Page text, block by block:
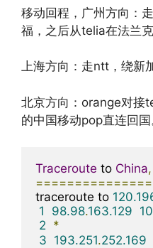
移动回程，广州方向：
福，之后从telia在法兰
上海方向：走ntt，绕新
北京方向：orange对接
的中国移动pop直连回国
Traceroute to China,
traceroute to
1
98.98.163.129
2 *
3 193.251.252.169